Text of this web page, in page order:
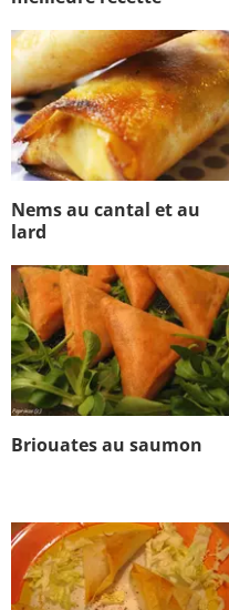
Nems au cantal et au
lard
Briouates au saumon